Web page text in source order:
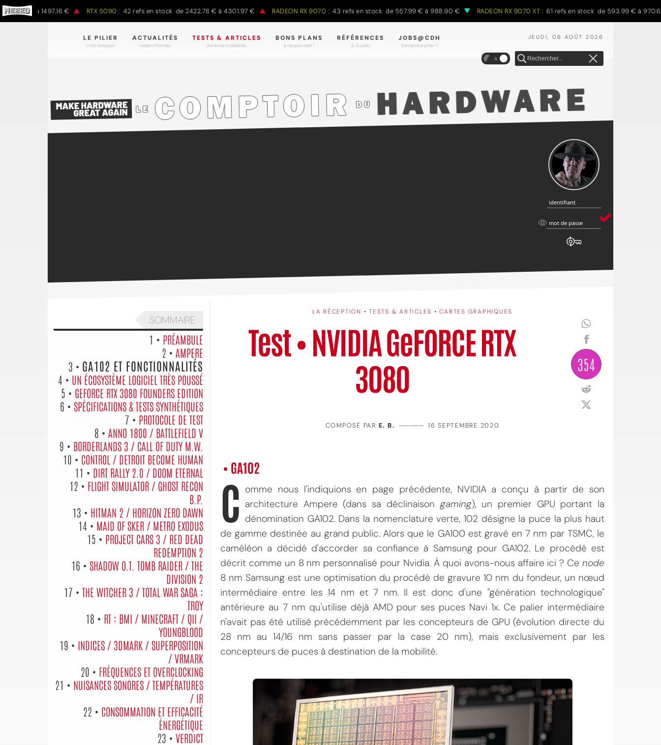
€ à 1497.16 € RTX 5090 : 42 refs en stock de 2422.78 € à 4301.97 € RADEON RX 9070 : 43 refs en stock de 557.99 € à 988.90 € RADEON RX 9070 XT : 61 refs en stock de 593.99 € à 970.68 €
JEUDI, 06 AOÛT 2026
LE PILIER
// du comptoir
ACTUALITÉS
restez informés.
TESTS & ARTICLES
devenez incollables.
BONS PLANS
à ne pas rater !
RÉFÉRENCES
& Guides
JOBS@CDH
Deviendre pilier ?
A
identifiant
identifiant
mot
mot de passe
LA RÉCEPTION •TESTS & ARTICLES •CARTES GRAPHIQUES
Test • NVIDIA GeFORCE RTX
3080
354
COMPOSÉ PAR E. B. ————— 16 SEPTEMBRE 2020
• GA102
C omme nous l'indiquions en page précédente, NVIDIA a conçu à partir de son
architecture Ampere (dans sa déclinaisongaming), un premier GPU portant la
dénomination GA102. Dans la nomenclature verte, 102 désigne la puce la plus haut
de gamme destinée au grand public. Alors que le GA100 est gravé en 7 nm par TSMC, le
caméléon a décidé d'accorder sa confiance à Samsung pour GA102. Le procédé est
décrit comme un 8 nm personnalisé pour Nvidia. À quoi avons-nous affaire ici ? Ce node
8 nm Samsung est une optimisation du procédé de gravure 10 nm du fondeur, un nœud
intermédiaire entre les 14 nm et 7 nm. Il est donc d'une "génération technologique"
antérieure au 7 nm qu'utilise déjà AMD pour ses puces Navi 1x. Ce palier intermédiaire
n'avait pas été utilisé précédemment par les concepteurs de GPU (évolution directe du
28 nm au 14/16 nm sans passer par la case 20 nm), mais exclusivement par les
concepteurs de puces à destination de la mobilité.
SOMMAIRE
1 • PRÉAMBULE
2 • AMPERE
3 • GA102 ET FONCTIONNALITÉS
4 • UN ÉCOSYSTÈME LOGICIEL TRÈS POUSSÉ
5 • GEFORCE RTX 3080 FOUNDERS EDITION
6 • SPÉCIFICATIONS & TESTS SYNTHÉTIQUES
7 • PROTOCOLE DE TEST
8 • ANNO 1800 / BATTLEFIELD V
9 • BORDERLANDS 3 / CALL OF DUTY M.W.
10 • CONTROL / DETROIT BECOME HUMAN
11 • DIRT RALLY 2.0 / DOOM ETERNAL
12 • FLIGHT SIMULATOR / GHOST RECON
B.P.
13 • HITMAN 2 / HORIZON ZERO DAWN
14 • MAID OF SKER / METRO EXODUS
15 • PROJECT CARS 3 / RED DEAD
REDEMPTION 2
16 • SHADOW O.T. TOMB RAIDER / THE
DIVISION 2
17 • THE WITCHER 3 / TOTAL WAR SAGA :
TROY
18 • RT : BMI / MINECRAFT / QII /
YOUNGBLOOD
19 • INDICES / 3DMARK / SUPERPOSITION
/ VRMARK
20 • FRÉQUENCES ET OVERCLOCKING
21 • NUISANCES SONORES / TEMPÉRATURES
/ IR
22 • CONSOMMATION ET EFFICACITÉ
ÉNERGÉTIQUE
23 • VERDICT